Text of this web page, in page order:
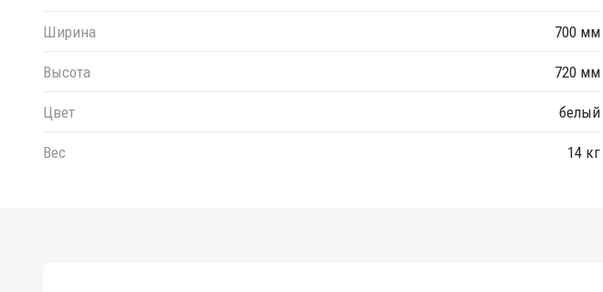
Ширина 700 мм
Высота 720 мм
Цвет белый
Вес 14 кг